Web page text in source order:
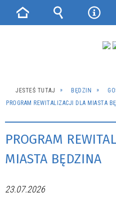
JESTEŚ TUTAJ BĘDZIN
PROGRAM REWITALIZACJI DLA MIASTA
PROGRAM
MIASTA BĘDZINA
23.07.2026
Strona